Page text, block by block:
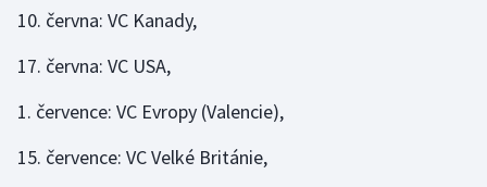
Olympijské hry
Parasport
Plavání
Plážový volejbal
10. června: VC Kanady,
17. června: VC USA,
1. července: VC Evropy (Valencie),
15. července: VC Velké Británie,